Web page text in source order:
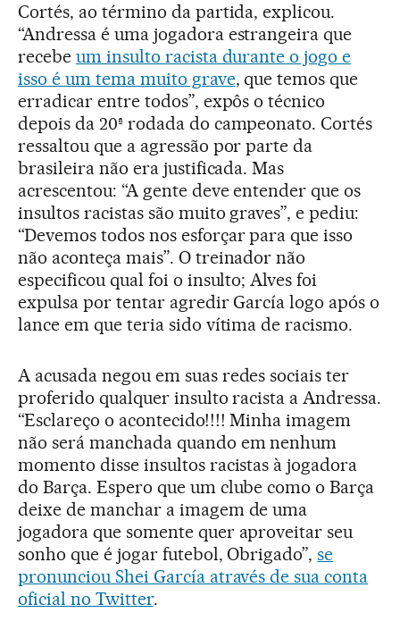
Cortés, ao término da partida, explicou.
“Andressa é uma jogadora estrangeira que
recebe um insulto racista durante o jogo e
isso é um tema muito grave, que temos que
erradicar entre todos”, expôs o técnico
depois da 20ª rodada do campeonato. Cortés
ressaltou que a agressão por parte da
brasileira não era justificada. Mas
acrescentou: “A gente deve entender que os
insultos racistas são muito graves”, e pediu:
“Devemos todos nos esforçar para que isso
não aconteça mais”. O treinador não
especificou qual foi o insulto; Alves foi
expulsa por tentar agredir García logo após o
lance em que teria sido vítima de racismo.
A acusada negou em suas redes sociais ter
proferido qualquer insulto racista a Andressa.
“Esclareço o acontecido!!!! Minha imagem
não será manchada quando em nenhum
momento disse insultos racistas à jogadora
do Barça. Espero que um clube como o Barça
deixe de manchar a imagem de uma
jogadora que somente quer aproveitar seu
sonho que é jogar futebol, Obrigado”,se
pronunciou Shei García através de sua conta
oficial no Twitter.